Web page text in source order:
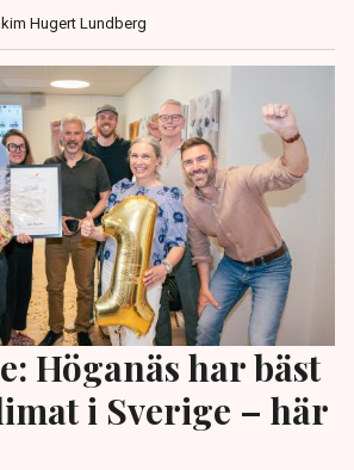
Hugert Lundberg
Höganäs har bäst
i Sverige – här